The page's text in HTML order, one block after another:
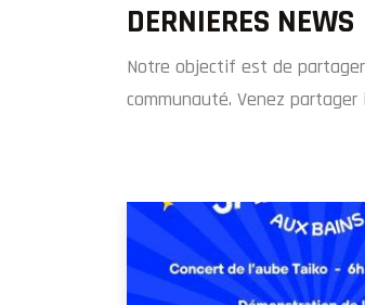
DERNIERES NEWS
Notre objectif est de
communauté. Venez